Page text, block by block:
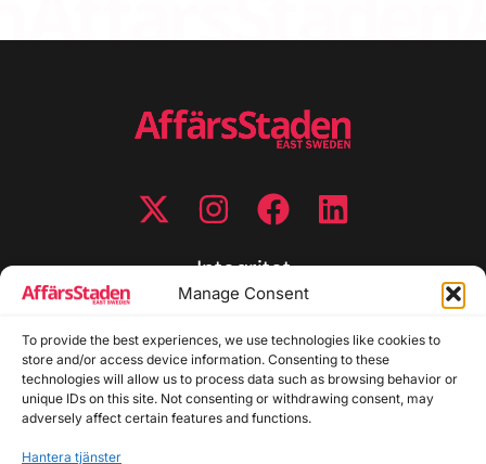
Manage Consent
To provide the best experiences, we use technologies like cookies to
store and/or access device information. Consenting to these
technologies will allow us to process data such as browsing behavior or
unique IDs on this site. Not consenting or withdrawing consent, may
adversely affect certain features and functions.
Hantera tjänster
Integritet
Cookiepolicy
Disclaimer
Redaktionell policy
Utgivarinformation